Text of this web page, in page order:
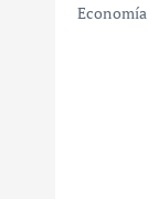
Economía